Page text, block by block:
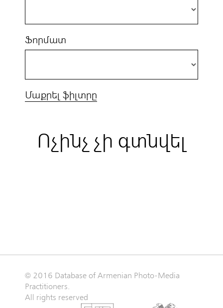
Ֆորմատ
Մաքրել ֆիլտրը
Ոչինչ չի գտնվել
© 2016 Database of Armenian Photo-Media
Practitioners.
All rights reserved